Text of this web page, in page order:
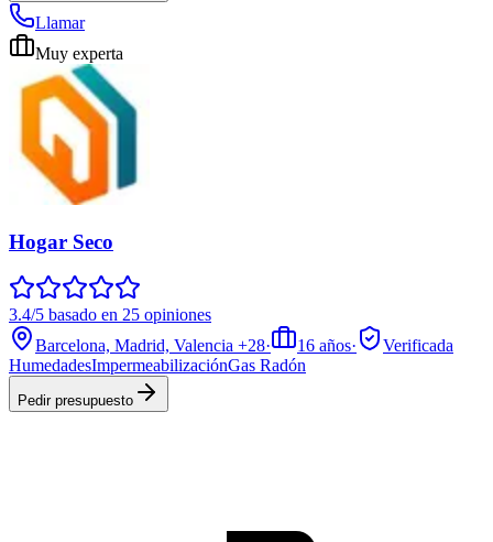
Llamar
Muy experta
Hogar Seco
3.4/5 basado en 25 opiniones
Barcelona, Madrid, Valencia +28· 16 años·
Verificada
HumedadesImpermeabilizaciónGas Radón
Pedir presupuesto